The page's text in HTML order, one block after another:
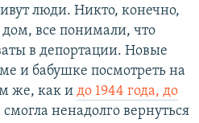
люди. Никто, конечно,
дом, все понимали, что
в депортации. Новые
и бабушке посмотреть на
же, как и до 1944 года, до
ненадолго вернуться